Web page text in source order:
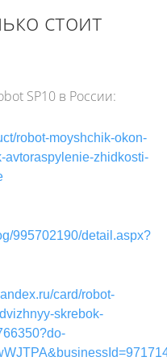
стоит
SP10 в России:
robot-moyshchik-okon-
avtoraspylenie-zhidkosti-
995702190/detail.aspx?
card/robot-
skrebok-